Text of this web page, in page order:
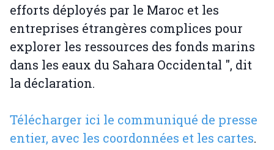
efforts déployés par le Maroc et les
entreprises étrangères complices pour
explorer les ressources des fonds marins
dans les eaux du Sahara Occidental ", dit
la déclaration.
Télécharger ici le communiqué de presse
entier, avec les coordonnées et les cartes.